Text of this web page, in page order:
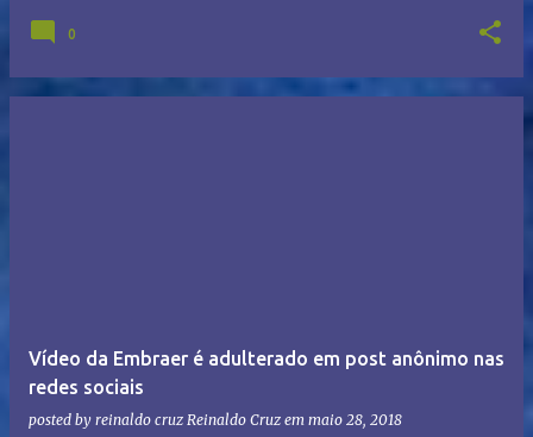
0
Vídeo da Embraer é adulterado em post anônimo nas
redes sociais
posted by reinaldo cruz Reinaldo Cruz em maio 28, 2018